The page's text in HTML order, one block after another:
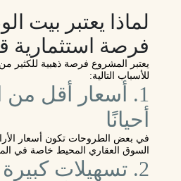
فرصة استثمارية
يعتبر المشروع فرصة ذهبية للكثير
للأسباب التالية:
1. أسعار أقل
أحيانًا
في بعض الطروحات تكون أسعار
السوق العقاري المحيط خاصة في
2. تسهيلات كبيرة في السداد